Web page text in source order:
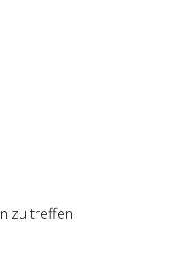
zu treffen